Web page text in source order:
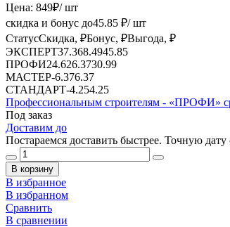
Цена: 849₽/ шт
скидка и бонус до45.85 ₽/ шт
СтатусСкидка, ₽Бонус, ₽Выгода, ₽
ЭКСПЕРТ37.368.4945.85
ПРОФИ24.626.3730.99
МАСТЕР-6.376.37
СТАНДАРТ-4.254.25
Профессиональным строителям - «ПРОФИ»
Под заказ
Доставим до
Постараемся доставить быстрее. Точную
В корзину
В избранное
В избранном
Сравнить
В сравнении